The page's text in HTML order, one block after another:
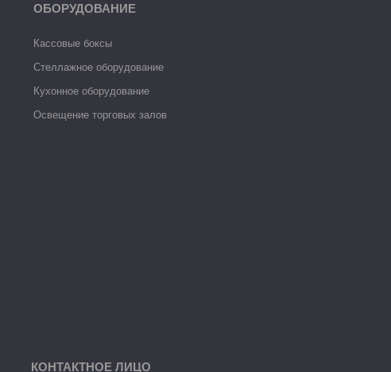
ОБОРУДОВАНИЕ
Кассовые боксы
Стеллажное оборудование
Кухонное оборудование
Освещение торговых залов